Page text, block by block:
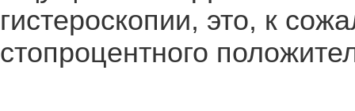
гистероскопии, это, к
стопроцентного